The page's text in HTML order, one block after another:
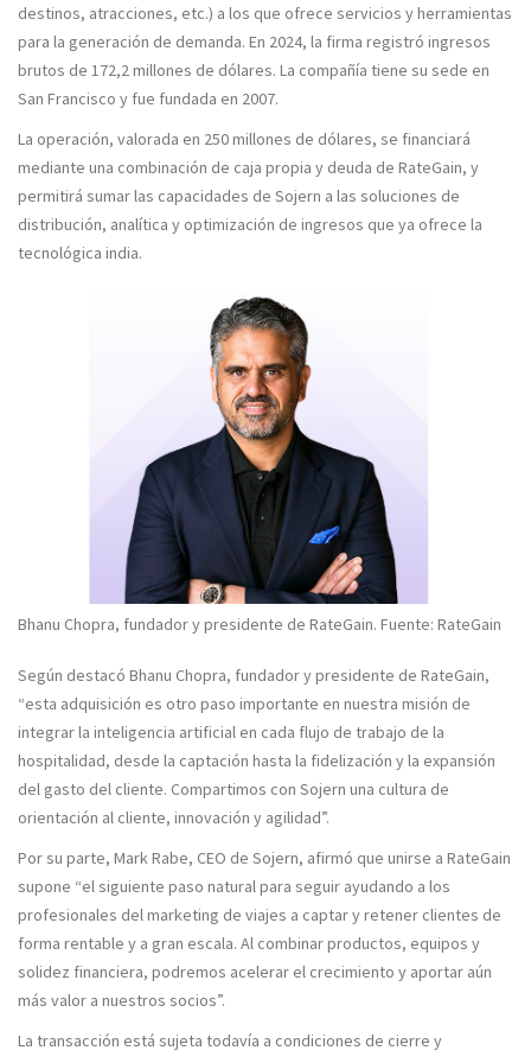
destinos, atracciones, etc.) a los que ofrece servicios y herramientas
para la generación de demanda. En 2024, la firma registró ingresos
brutos de 172,2 millones de dólares. La compañía tiene su sede en
San Francisco y fue fundada en 2007.
La operación, valorada en 250 millones de dólares, se financiará
mediante una combinación de caja propia y deuda de RateGain, y
permitirá sumar las capacidades de Sojern a las soluciones de
distribución, analítica y optimización de ingresos que ya ofrece la
tecnológica india.
Bhanu Chopra, fundador y presidente de RateGain. Fuente: RateGain
Según destacó Bhanu Chopra, fundador y presidente de RateGain,
“esta adquisición es otro paso importante en nuestra misión de
integrar la inteligencia artificial en cada flujo de trabajo de la
hospitalidad, desde la captación hasta la fidelización y la expansión
del gasto del cliente. Compartimos con Sojern una cultura de
orientación al cliente, innovación y agilidad”.
Por su parte, Mark Rabe, CEO de Sojern, afirmó que unirse a RateGain
supone “el siguiente paso natural para seguir ayudando a los
profesionales del marketing de viajes a captar y retener clientes de
forma rentable y a gran escala. Al combinar productos, equipos y
solidez financiera, podremos acelerar el crecimiento y aportar aún
más valor a nuestros socios”.
La transacción está sujeta todavía a condiciones de cierre y